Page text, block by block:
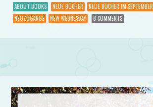
ABOUT BOOKS NEUE BÜCHER NEUE BÜCHER IM SEPTEMBER
NEUZUGÄNGE
NEW WEDNESDAY 8 COMMENTS
Post navigation